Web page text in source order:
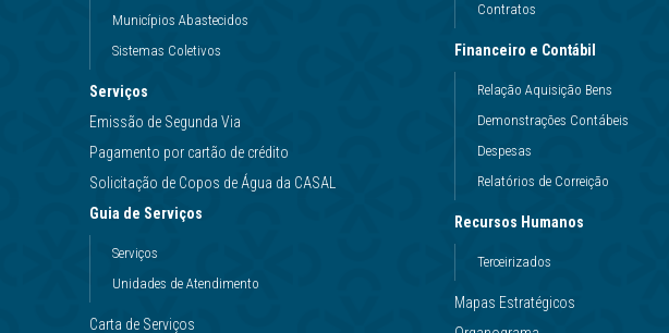
Municípios Abastecidos
Sistemas Coletivos
Serviços
Emissão de Segunda Via
Pagamento por cartão de crédito
Solicitação de Copos de Água da CASAL
Guia de Serviços
Serviços
Unidades de Atendimento
Carta de Serviços
Contratos
Financeiro e Contábil
Relação Aquisição Bens
Demonstrações Contábeis
Despesas
Relatórios de Correição
Recursos Humanos
Terceirizados
Mapas Estratégicos